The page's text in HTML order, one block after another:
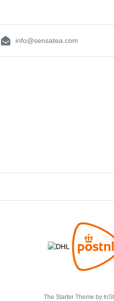
info@sensatea.com
The Starter Theme by